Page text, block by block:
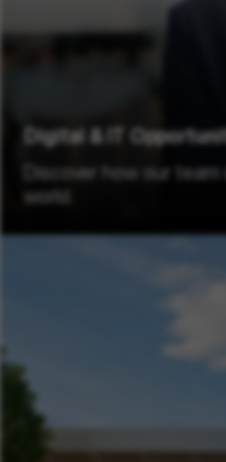
Digital & IT
Discover how our
world.